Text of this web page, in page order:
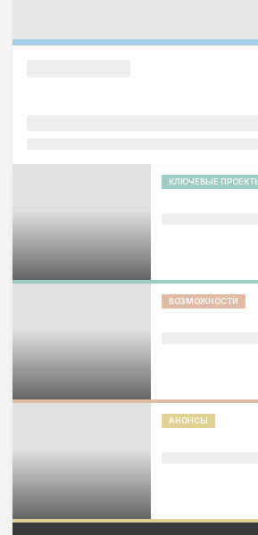
КЛЮЧЕВЫЕ
ВОЗМОЖНОСТИ
АНОНСЫ